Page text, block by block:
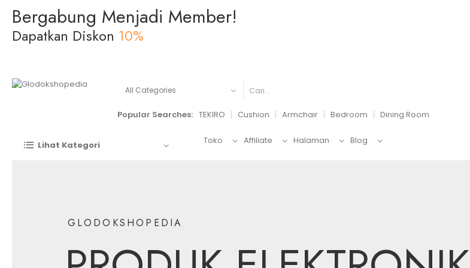
Bergabung Menjadi Member!
Dapatkan Diskon 10%
Popular Searches: TEKIRO Cushion Armchair Bedroom Dining Room
Lihat Kategori Toko Affiliate Halaman Blog
GLODOKSHOPEDIA